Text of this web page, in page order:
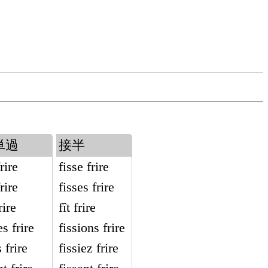
過
frire
frire
接半
fisse frire
fisses frire
fît frire
fissions frire
fissiez frire